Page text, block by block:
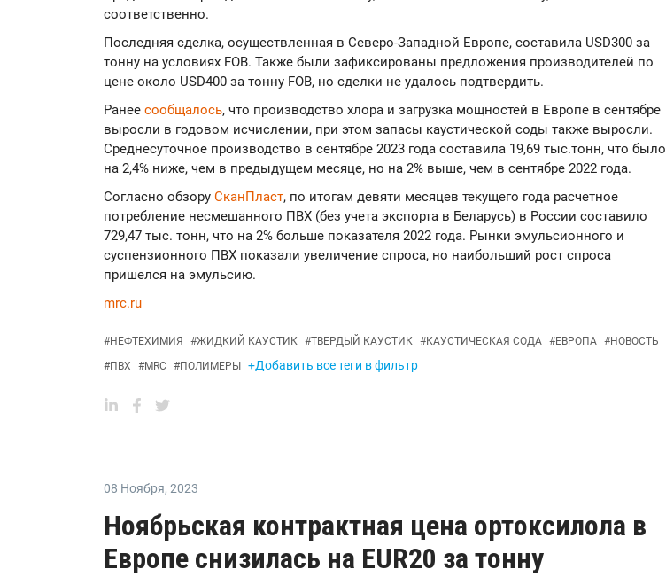
соответственно.
Последняя сделка, осуществленная в Северо-Западной Европе, составила USD300 за
тонну на условиях FOB. Также были зафиксированы предложения производителей по
цене около USD400 за тонну FOB, но сделки не удалось подтвердить.
Ранее сообщалось, что производство хлора и загрузка мощностей в Европе в сентябре
выросли в годовом исчислении, при этом запасы каустической соды также выросли.
Среднесуточное производство в сентябре 2023 года составила 19,69 тыс.тонн, что было
на 2,4% ниже, чем в предыдущем месяце, но на 2% выше, чем в сентябре 2022 года.
Согласно обзору СканПласт, по итогам девяти месяцев текущего года расчетное
потребление несмешанного ПВХ (без учета экспорта в Беларусь) в России составило
729,47 тыс. тонн, что на 2% больше показателя 2022 года. Рынки эмульсионного и
суспензионного ПВХ показали увеличение спроса, но наибольший рост спроса
пришелся на эмульсию.
mrc.ru
#НЕФТЕХИМИЯ #ЖИДКИЙ КАУСТИК #ТВЕРДЫЙ КАУСТИК #КАУСТИЧЕСКАЯ СОДА #ЕВРОПА #НОВОСТЬ
#ПВХ #MRC #ПОЛИМЕРЫ +Добавить все теги в фильтр
08 Ноября, 2023
Ноябрьская контрактная цена ортоксилола в
Европе снизилась на EUR20 за тонну